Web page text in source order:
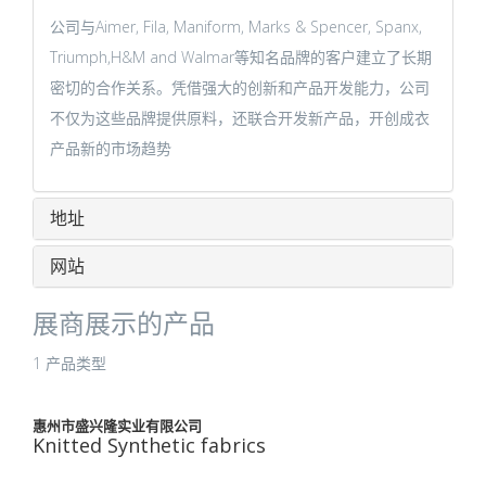
公司与Aimer, Fila, Maniform, Marks & Spencer, Spanx,
Triumph,H&M and Walmar等知名品牌的客户建立了长期
密切的合作关系。凭借强大的创新和产品开发能力，公司
不仅为这些品牌提供原料，还联合开发新产品，开创成衣
产品新的市场趋势
地址
网站
展商展示的产品
1 产品类型
惠州市盛兴隆实业有限公司
Knitted Synthetic fabrics